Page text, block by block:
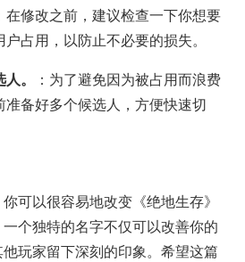
在修改之前，建议检查一下你想要
占用，以防止不必要的损失。
。
：为了避免因为被占用而浪费
备好多个候选人，方便快速切
可以很容易地改变《绝地生存》
个独特的名字不仅可以改善你的
玩家留下深刻的印象。希望这篇